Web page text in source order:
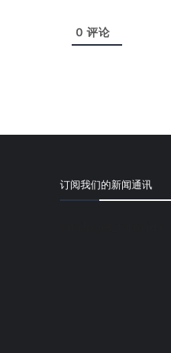
0 评论
订阅我们的新闻通讯